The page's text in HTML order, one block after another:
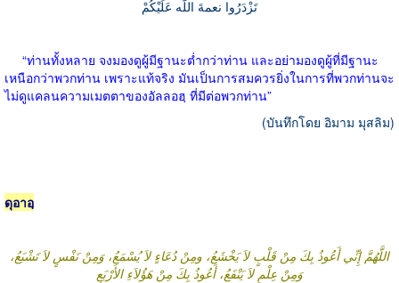
تَزْدَرُوا نعمةَ اللَّه عَلَيْكُمْ
“ท่านทั้งหลาย จงมองดูผู้มีฐานะต่ำกว่าท่าน และอย่ามองดูผู้ที่มีฐานะ
เหนือกว่าพวกท่าน เพราะแท้จริง มันเป็นการสมควรยิ่งในการที่พวกท่านจะ
ไม่ดูแคลนความเมตตาของอัลลอฮฺ ที่มีต่อพวกท่าน”
(บันทึกโดย อิมาม มุสลิม)
ดุอาอฺ
اللَّهُمَّ إِنِّي أَعُوذُ بِكَ مِنْ قَلْبٍ لاَ يَخْشَعُ، ومِنْ دُعَاءٍ لاَ يُسْمَعُ، وَمِنْ نَفْسٍ لاَ تَشْبَعُ،
وَمِنْ عِلْمٍ لاَ يَنْفَعُ، أَعُوذُ بِكَ مِنْ هَؤُلاَءِ الأَرْبَعِ